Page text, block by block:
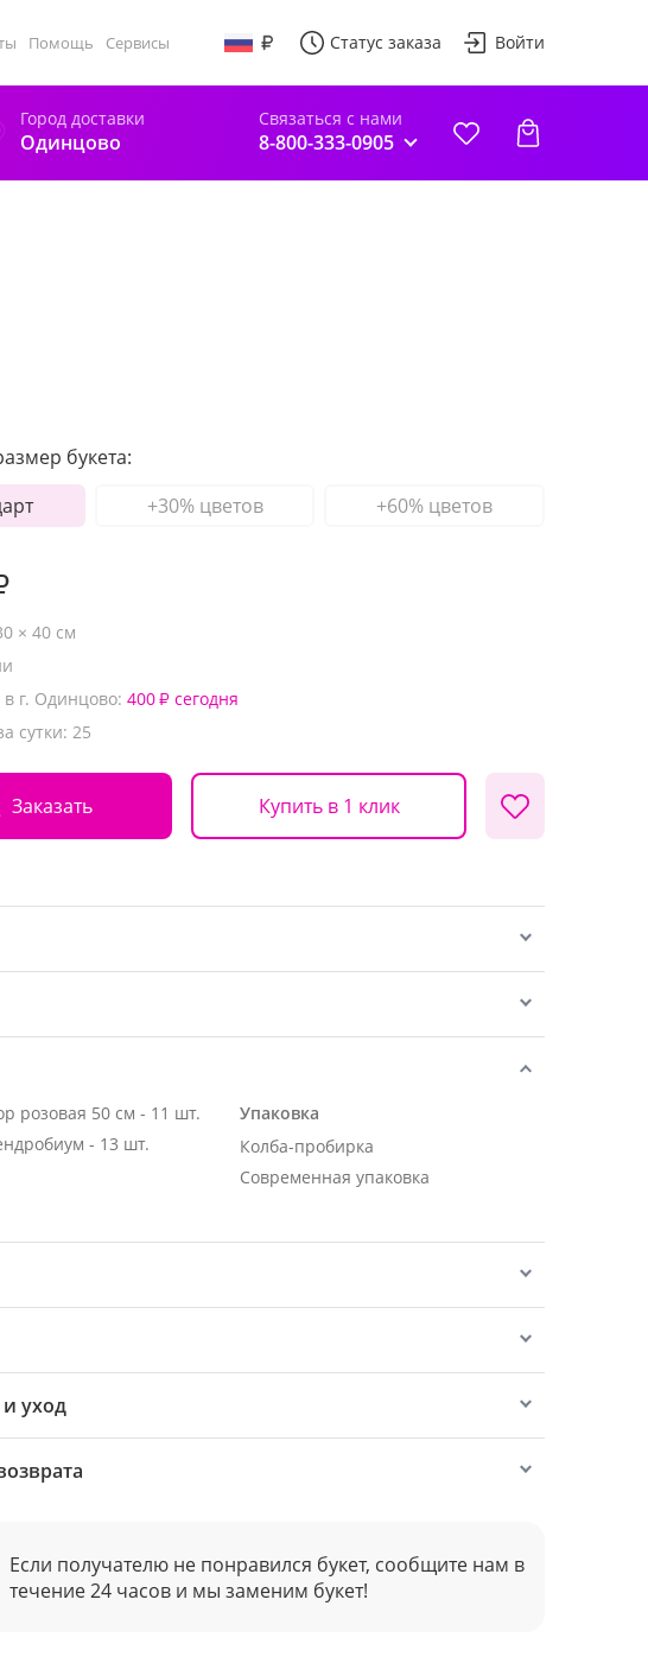
Помощь Сервисы Статус заказа Войти
Город доставки
Одинцово
Связаться с нами
8-800-333-0905
букета:
+30% цветов +60% цветов
× 40 см
в г. Одинцово: 400₽ сегодня
сутки: 25
Заказать Купить в 1 клик
Роза Эквадор розовая 50 см - 11 шт.
- 13 шт.
Упаковка
Колба-пробирка
Современная упаковка
уход
Если получателю не понравился букет, сообщите нам в
течение 24 часов и мы заменим букет!